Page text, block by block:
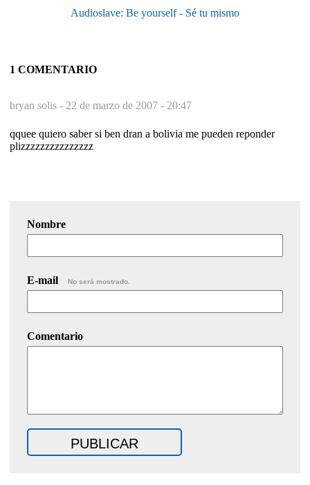
Audioslave: Be yourself - Sé tu mismo
1 COMENTARIO
bryan solis - 22 de marzo de 2007 - 20:47
qquee quiero saber si ben dran a bolivia me pueden reponder
plizzzzzzzzzzzzzzz
Nombre
E-mail No será mostrado.
Comentario